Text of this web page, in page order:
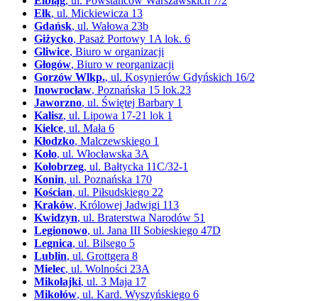
Ełk, ul. Mickiewicza 13
Gdańsk, ul. Wałowa 23b
Giżycko, Pasaż Portowy 1A lok. 6
Gliwice, Biuro w organizacji
Głogów, Biuro w reorganizacji
Gorzów Wlkp., ul. Kosynierów Gdyńskich 16/2
Inowrocław, Poznańska 15 lok.23
Jaworzno, ul. Świętej Barbary 1
Kalisz, ul. Lipowa 17-21 lok 1
Kielce, ul. Mała 6
Kłodzko, Malczewskiego 1
Koło, ul. Włocławska 3A
Kołobrzeg, ul. Bałtycka 11C/32-1
Konin, ul. Poznańska 170
Kościan, ul. Piłsudskiego 22
Kraków, Królowej Jadwigi 113
Kwidzyn, ul. Braterstwa Narodów 51
Legionowo, ul. Jana III Sobieskiego 47D
Legnica, ul. Bilsego 5
Lublin, ul. Grottgera 8
Mielec, ul. Wolności 23A
Mikołajki, ul. 3 Maja 17
Mikołów, ul. Kard. Wyszyńskiego 6